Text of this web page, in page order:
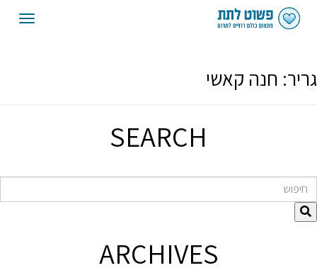
גריר: חנה קאשי
SEARCH
חיפוש
ARCHIVES